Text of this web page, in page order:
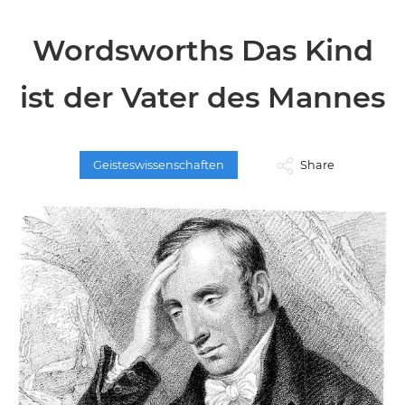
Wordsworths Das Kind
ist der Vater des Mannes
Geisteswissenschaften Share